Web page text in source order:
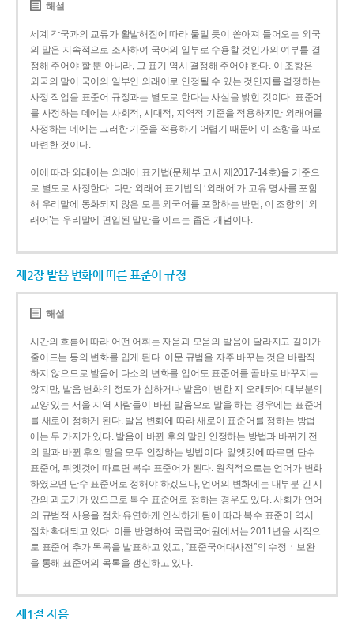
해설
세계 각국과의 교류가 활발해짐에 따라 물밀 듯이 쏟아져 들어오는 외국
의 말은 지속적으로 조사하여 국어의 일부로 수용할 것인가의 여부를 결
정해 주어야 할 뿐 아니라, 그 표기 역시 결정해 주어야 한다. 이 조항은
외국의 말이 국어의 일부인 외래어로 인정될 수 있는 것인지를 결정하는
사정 작업을 표준어 규정과는 별도로 한다는 사실을 밝힌 것이다. 표준어
를 사정하는 데에는 사회적, 시대적, 지역적 기준을 적용하지만 외래어를
사정하는 데에는 그러한 기준을 적용하기 어렵기 때문에 이 조항을 따로
마련한 것이다.
이에 따라 외래어는 외래어 표기법(문체부 고시 제2017-14호)을 기준으
로 별도로 사정한다. 다만 외래어 표기법의 ‘외래어’가 고유 명사를 포함
해 우리말에 동화되지 않은 모든 외국어를 포함하는 반면, 이 조항의 ‘외
래어’는 우리말에 편입된 말만을 이르는 좁은 개념이다.
제2장 발음 변화에 따른 표준어 규정
해설
시간의 흐름에 따라 어떤 어휘는 자음과 모음의 발음이 달라지고 길이가
줄어드는 등의 변화를 입게 된다. 어문 규범을 자주 바꾸는 것은 바람직
하지 않으므로 발음에 다소의 변화를 입어도 표준어를 곧바로 바꾸지는
않지만, 발음 변화의 정도가 심하거나 발음이 변한 지 오래되어 대부분의
교양 있는 서울 지역 사람들이 바뀐 발음으로 말을 하는 경우에는 표준어
를 새로이 정하게 된다. 발음 변화에 따라 새로이 표준어를 정하는 방법
에는 두 가지가 있다. 발음이 바뀐 후의 말만 인정하는 방법과 바뀌기 전
의 말과 바뀐 후의 말을 모두 인정하는 방법이다. 앞엣것에 따르면 단수
표준어, 뒤엣것에 따르면 복수 표준어가 된다. 원칙적으로는 언어가 변화
하였으면 단수 표준어로 정해야 하겠으나, 언어의 변화에는 대부분 긴 시
간의 과도기가 있으므로 복수 표준어로 정하는 경우도 있다. 사회가 언어
의 규범적 사용을 점차 유연하게 인식하게 됨에 따라 복수 표준어 역시
점차 확대되고 있다. 이를 반영하여 국립국어원에서는 2011년을 시작으
로 표준어 추가 목록을 발표하고 있고, “표준국어대사전”의 수정ㆍ보완
을 통해 표준어의 목록을 갱신하고 있다.
제1절 자음